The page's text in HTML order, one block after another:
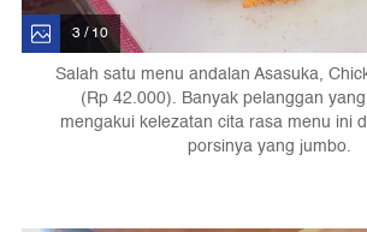
3 / 10
Salah satu menu andalan Asasuka,
(Rp 42.000). Banyak pelanggan
mengakui kelezatan cita rasa menu ini
porsinya yang jumbo.